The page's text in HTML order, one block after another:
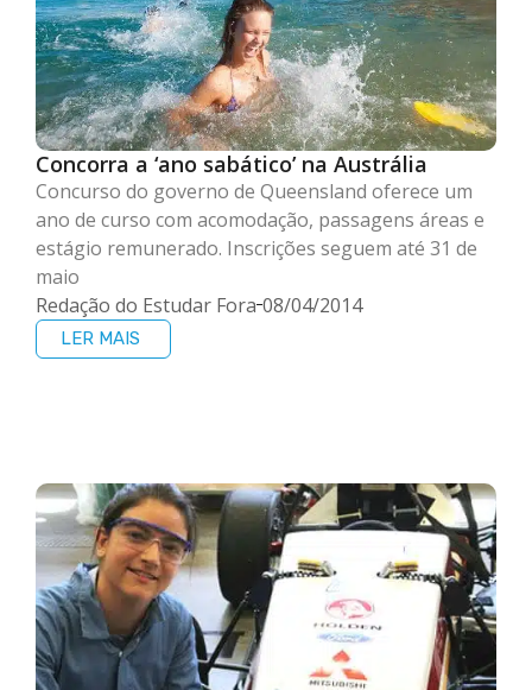
Concorra a ‘ano sabático’ na Austrália
Concurso do governo de Queensland oferece um
ano de curso com acomodação, passagens áreas e
estágio remunerado. Inscrições seguem até 31 de
maio
Redação do Estudar Fora 08/04/2014
LER MAIS